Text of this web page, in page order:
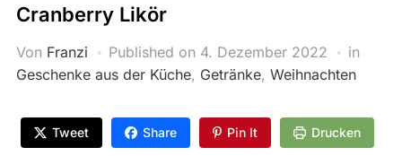
Cranberry Likör
Von Franzi Published on 4. Dezember 2022
in
Geschenke aus der Küche, Getränke, Weihnachten
Tweet Share Pin It Drucken